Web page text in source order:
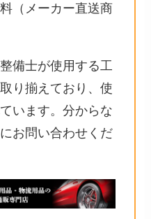
（メーカー直送商
備士が使用する工
り揃えており、使
います。分からな
お問い合わせくだ